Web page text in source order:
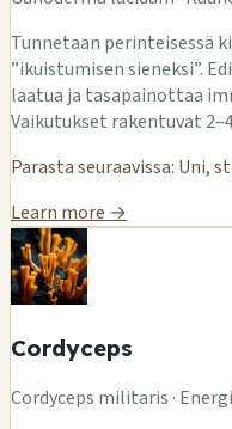
Tunnetaan perinteisessä
”ikuistumisen sieneksi”.
laatua ja tasapainottaa
Vaikutukset rakentuvat
Parasta seuraavissa: Uni,
Learn more →
Cordyceps
Cordyceps militaris ·